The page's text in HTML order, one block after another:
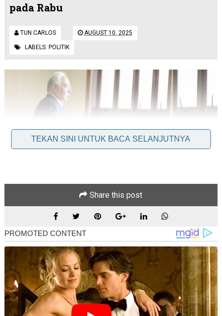
pada Rabu
TUN CARLOS AUGUST 10, 2025
LABELS: POLITIK
KUALA LUMPUR: Keputusan Mahkamah Persekutuan
berhubung rayuan Peguam Negara untuk menghalang Datuk
Seri Najib Razak meneruskan semakan kehakiman berkaitan
titah adendum akan menjadi tumpuan kes mahkamah
sepanjang minggu depan, apabila ia ditetapkan Rabu ini.
Keputusan itu akan menentukan sama ada bekas Perdana
Menteri itu dibenarkan membawa semakan merit di
Mahkamah Tinggi untuk mengesahkan dakwaan terdapat titah
TEKAN SINI UNTUK BACA SELANJUTNYA
Share this post